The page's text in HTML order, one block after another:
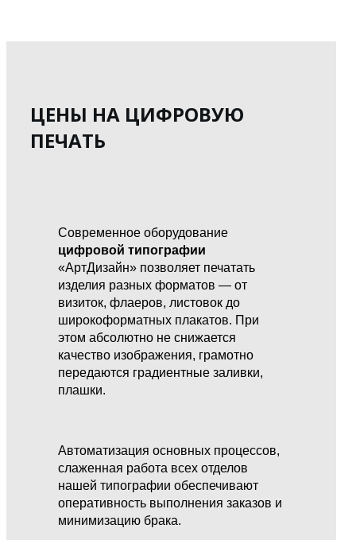
ЦЕНЫ НА ЦИФРОВУЮ
ПЕЧАТЬ
Современное оборудование
цифровой типографии
«АртДизайн» позволяет печатать
изделия разных форматов — от
визиток, флаеров, листовок до
широкоформатных плакатов. При
этом абсолютно не снижается
качество изображения, грамотно
передаются градиентные заливки,
плашки.
Автоматизация основных процессов,
слаженная работа всех отделов
нашей типографии обеспечивают
оперативность выполнения заказов и
минимизацию брака.